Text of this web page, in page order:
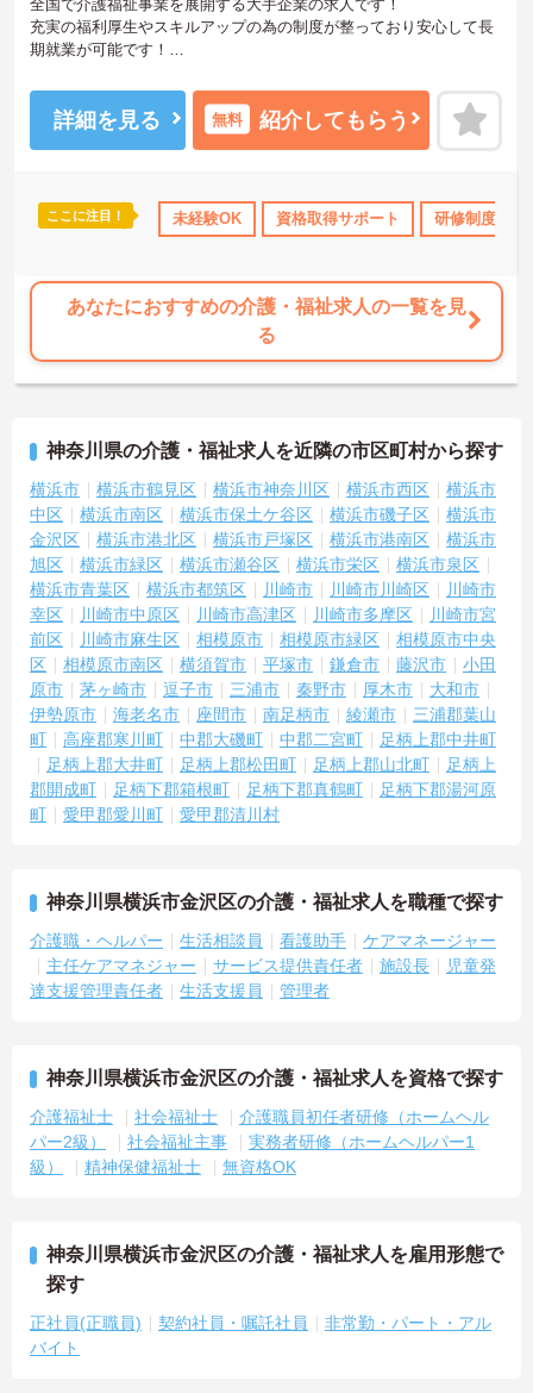
険完備 交通費支給
全国で介護福祉事業を展開する大手企業の求人です！
充実の福利厚生やスキルアップの為の制度が整っており安心して長
期就業が可能です！
すのでお気軽にご相談ください。
詳細を見る 無料 紹介してもらう
ここに注目！ 未経験OK 資格取得サポート 研修制度あり
あなたにおすすめの介護・福祉求人の一覧を見
る
神奈川県の介護・福祉求人を近隣の市区町村から探す
横浜市 横浜市鶴見区 横浜市神奈川区 横浜市西区
横浜市
中区
横浜市南区 横浜市保土ケ谷区 横浜市磯子区
横浜市
金沢区
横浜市港北区 横浜市戸塚区 横浜市港南区
横浜市
旭区
横浜市緑区 横浜市瀬谷区 横浜市栄区
横浜市泉区
横浜市青葉区
横浜市都筑区 川崎市 川崎市川崎区
川崎市
幸区
川崎市中原区 川崎市高津区 川崎市多摩区
川崎市宮
前区
川崎市麻生区 相模原市 相模原市緑区
相模原市中央
区
相模原市南区 横須賀市 平塚市 鎌倉市 藤沢市
小田
原市
茅ヶ崎市 逗子市 三浦市 秦野市 厚木市
大和市
伊勢原市
海老名市 座間市 南足柄市 綾瀬市
三浦郡葉山
町
高座郡寒川町 中郡大磯町 中郡二宮町
足柄上郡中井町
足柄上郡大井町
足柄上郡松田町 足柄上郡山北町
足柄上
郡開成町
足柄下郡箱根町 足柄下郡真鶴町
足柄下郡湯河原
町
愛甲郡愛川町 愛甲郡清川村
神奈川県横浜市金沢区の介護・福祉求人を職種で探す
介護職・ヘルパー 生活相談員 看護助手
ケアマネージャー
主任ケアマネジャー
サービス提供責任者 施設長
児童発
達支援管理責任者
生活支援員 管理者
神奈川県横浜市金沢区の介護・福祉求人を資格で探す
介護福祉士 社会福祉士
介護職員初任者研修（ホームヘル
パー2級）
社会福祉主事
実務者研修（ホームヘルパー1
級）
精神保健福祉士 無資格OK
神奈川県横浜市金沢区の介護・福祉求人を雇用形態で
探す
正社員(正職員) 契約社員・嘱託社員
非常勤・パート・アル
バイト